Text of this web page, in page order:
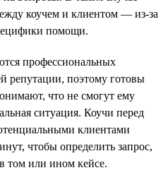
коучем и клиентом — из-за
помощи.
профессиональных
репутации, поэтому готовы
что не смогут ему
ситуация. Коучи перед
клиентами
чтобы определить запрос,
том или ином кейсе.